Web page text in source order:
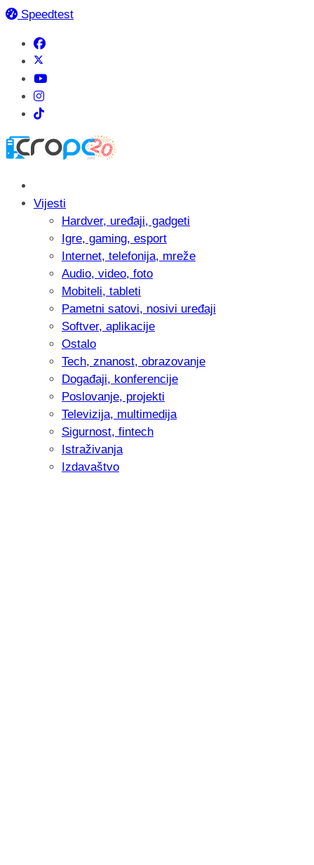
Speedtest
Vijesti
Hardver, uređaji, gadgeti
Igre, gaming, esport
Internet, telefonija, mreže
Audio, video, foto
Mobiteli, tableti
Pametni satovi, nosivi uređaji
Softver, aplikacije
Ostalo
Tech, znanost, obrazovanje
Događaji, konferencije
Poslovanje, projekti
Televizija, multimedija
Sigurnost, fintech
Istraživanja
Izdavaštvo